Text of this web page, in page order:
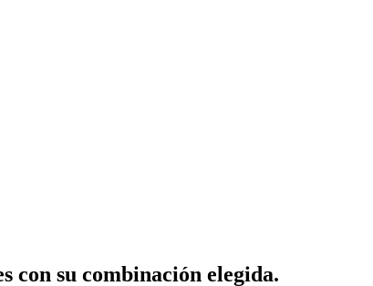
con su combinación elegida.